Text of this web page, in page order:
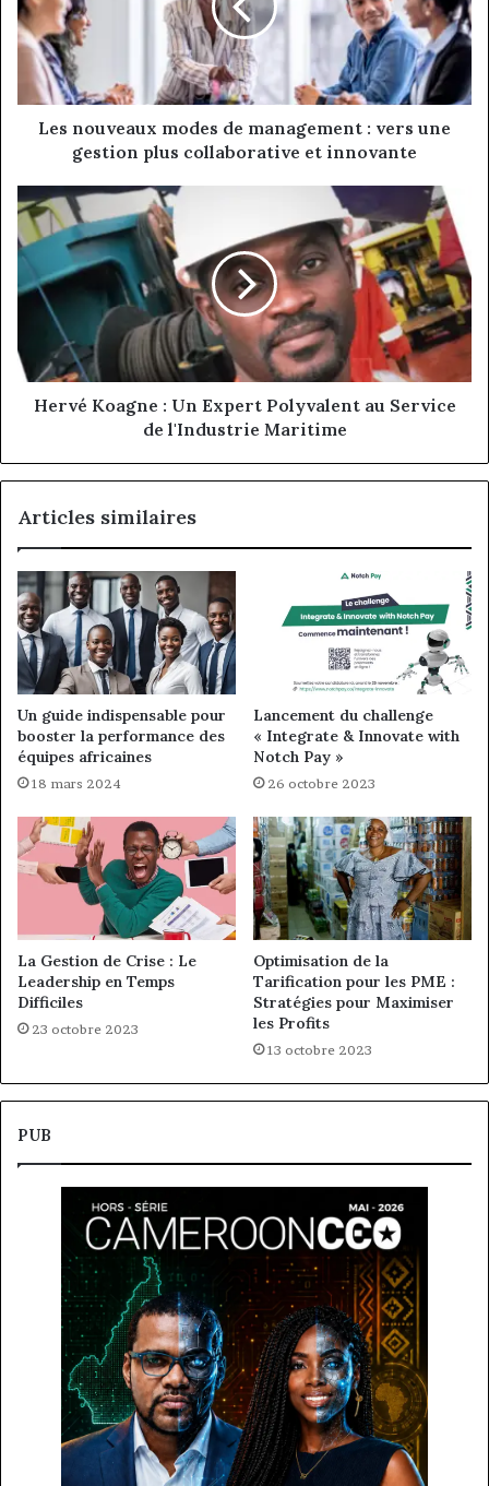
management
:
vers
une
gestion
plus
collaborative
innovante
Les nouveaux modes de management : vers une
gestion plus collaborative et innovante
Hervé
Koagne
:
Expert
Polyvalent
Service
de
l'Industrie
Hervé Koagne : Un Expert Polyvalent au Service
de l'Industrie Maritime
Articles similaires
Un guide indispensable pour
booster la performance des
équipes africaines
18 mars 2024
Lancement du challenge
« Integrate & Innovate with
Notch Pay »
26 octobre 2023
La Gestion de Crise : Le
Leadership en Temps
Difficiles
23 octobre 2023
Optimisation de la
Tarification pour les PME :
Stratégies pour Maximiser
les Profits
13 octobre 2023
PUB